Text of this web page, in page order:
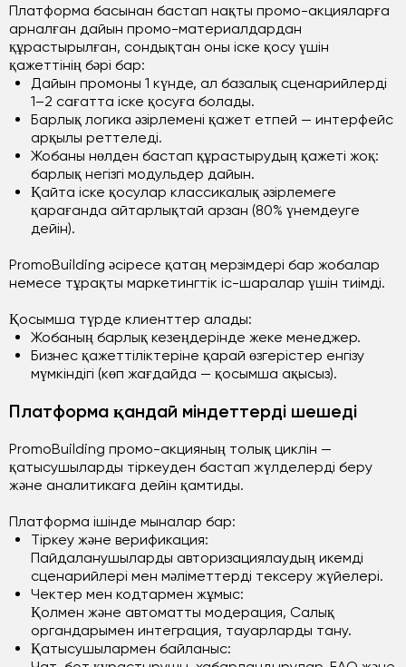
Платформа басынан бастап нақты промо-акцияларға
арналған дайын промо-материалдардан
құрастырылған, сондықтан оны іске қосу үшін
қажеттінің бәрі бар:
Дайын промоны 1 күнде, ал базалық сценарийлерді
1–2 сағатта іске қосуға болады.
Барлық логика әзірлемені қажет етпей — интерфейс
арқылы реттеледі.
Жобаны нөлден бастап құрастырудың қажеті жоқ:
барлық негізгі модульдер дайын.
Қайта іске қосулар классикалық әзірлемеге
қарағанда айтарлықтай арзан (80% үнемдеуге
дейін).
PromoBuilding әсіресе қатаң мерзімдері бар жобалар
немесе тұрақты маркетингтік іс-шаралар үшін тиімді.
Қосымша түрде клиенттер алады:
Жобаның барлық кезеңдерінде жеке менеджер.
Бизнес қажеттіліктеріне қарай өзгерістер енгізу
мүмкіндігі (көп жағдайда — қосымша ақысыз).
Платформа қандай міндеттерді шешеді
PromoBuilding промо-акцияның толық циклін —
қатысушыларды тіркеуден бастап жүлделерді беру
және аналитикаға дейін қамтиды.
Платформа ішінде мыналар бар:
Тіркеу және верификация:
Пайдаланушыларды авторизациялаудың икемді
сценарийлері мен мәліметтерді тексеру жүйелері.
Чектер мен кодтармен жұмыс:
Қолмен және автоматты модерация, Салық
органдарымен интеграция, тауарларды тану.
Қатысушылармен байланыс: